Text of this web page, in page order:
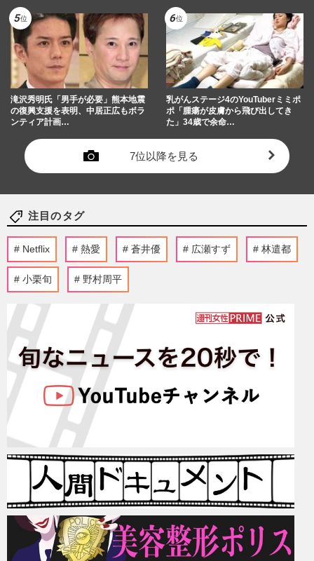
滝沢秀明氏「男手が必要」熊本地震
の復興支援を表明、中居正広もボラ
ンティア計画…
乳がんステージ4のYouTuberミミポ
ポ「腫瘍が皮膚から飛び出してき
た」34歳で余命…
7位以降を見る
注目のタグ
Netflix 熱愛 蒼井優 広瀬すず 林遣都
小栗旬 野村周平